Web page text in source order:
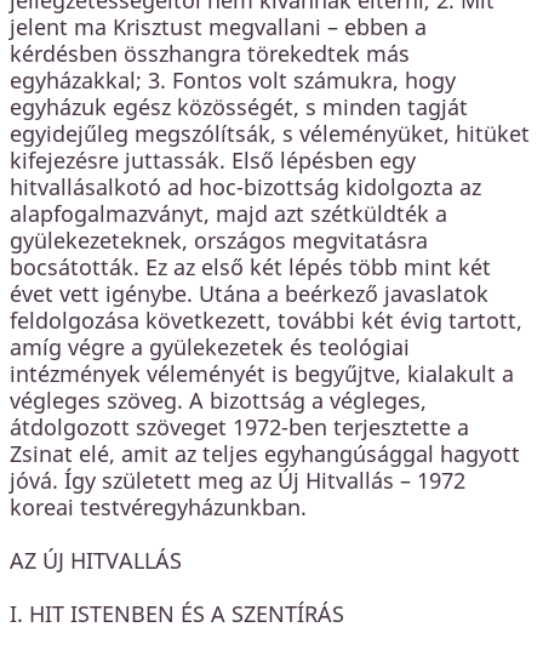
jelent ma Krisztust megvallani – ebben a
kérdésben összhangra törekedtek más
egyházakkal; 3. Fontos volt számukra, hogy
egyházuk egész közösségét, s minden tagját
egyidejűleg megszólítsák, s véleményüket, hitüket
kifejezésre juttassák. Első lépésben egy
hitvallásalkotó ad hoc-bizottság kidolgozta az
alapfogalmazványt, majd azt szétküldték a
gyülekezeteknek, országos megvitatásra
bocsátották. Ez az első két lépés több mint két
évet vett igénybe. Utána a beérkező javaslatok
feldolgozása következett, további két évig tartott,
amíg végre a gyülekezetek és teológiai
intézmények véleményét is begyűjtve, kialakult a
végleges szöveg. A bizottság a végleges,
átdolgozott szöveget 1972-ben terjesztette a
Zsinat elé, amit az teljes egyhangúsággal hagyott
jóvá. Így született meg az Új Hitvallás – 1972
koreai testvéregyházunkban.
AZ ÚJ HITVALLÁS
I. HIT ISTENBEN ÉS A SZENTÍRÁS